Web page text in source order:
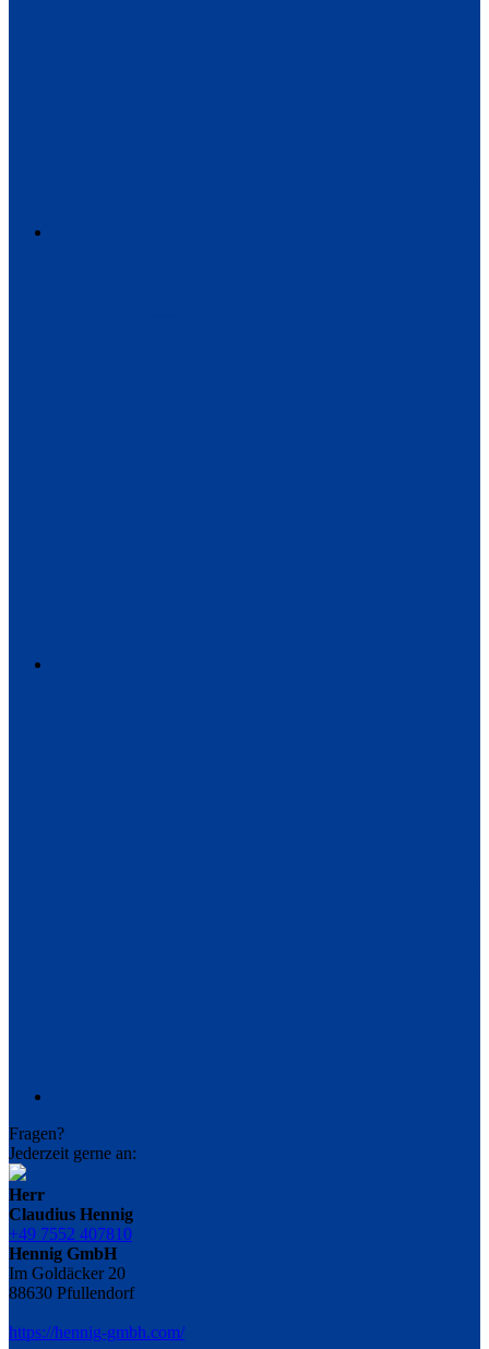
Fragen?
Jederzeit gerne an:
Herr
Claudius Hennig
+49 7552 407810
Hennig GmbH
Im Goldäcker 20
88630 Pfullendorf
https://hennig-gmbh.com/